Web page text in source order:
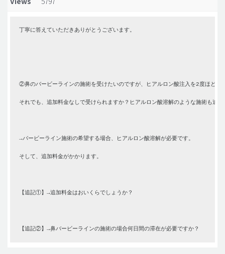
料金一覧
丁寧に答えていただきありがとうございます。
②鼻のバービーラインの施術を受けたいのですが、ヒアルロン酸注入を2度ほど日
それでも、追加料金なしで受けられますか？ヒアルロン酸溶解のような施術も追
→バービーライン施術の希望する場合、ヒアルロン酸溶解が必要です。
そして、追加料金がかかります。
【追記①】→追加料金はおいくらでしょうか？
【追記②】→鼻バービーラインの施術の場合何日間の滞在が必要ですか？